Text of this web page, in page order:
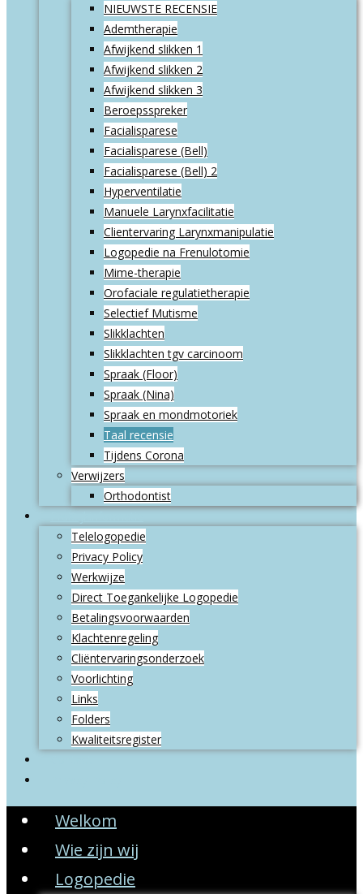
NIEUWSTE RECENSIE
Ademtherapie
Afwijkend slikken 1
Afwijkend slikken 2
Afwijkend slikken 3
Beroepsspreker
Facialisparese
Facialisparese (Bell)
Facialisparese (Bell) 2
Hyperventilatie
Manuele Larynxfacilitatie
Clientervaring Larynxmanipulatie
Logopedie na Frenulotomie
Mime-therapie
Orofaciale regulatietherapie
Selectief Mutisme
Slikklachten
Slikklachten tgv carcinoom
Spraak (Floor)
Spraak (Nina)
Spraak en mondmotoriek
Taal recensie
Tijdens Corona
Verwijzers
Orthodontist
Telelogopedie
Privacy Policy
Werkwijze
Direct Toegankelijke Logopedie
Betalingsvoorwaarden
Klachtenregeling
Cliëntervaringsonderzoek
Voorlichting
Links
Folders
Kwaliteitsregister
Welkom
Wie zijn wij
Logopedie